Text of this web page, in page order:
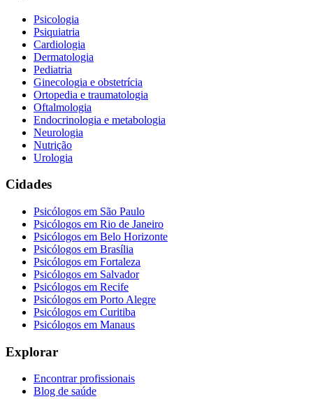
Psicologia
Psiquiatria
Cardiologia
Dermatologia
Pediatria
Ginecologia e obstetrícia
Ortopedia e traumatologia
Oftalmologia
Endocrinologia e metabologia
Neurologia
Nutrição
Urologia
Cidades
Psicólogos em São Paulo
Psicólogos em Rio de Janeiro
Psicólogos em Belo Horizonte
Psicólogos em Brasília
Psicólogos em Fortaleza
Psicólogos em Salvador
Psicólogos em Recife
Psicólogos em Porto Alegre
Psicólogos em Curitiba
Psicólogos em Manaus
Explorar
Encontrar profissionais
Blog de saúde